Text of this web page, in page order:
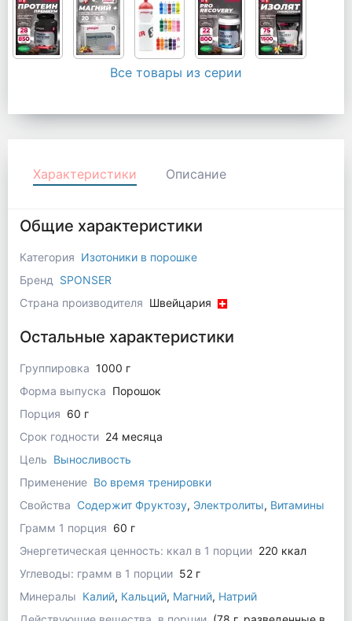
Все товары из серии
Характеристики Описание
Общие характеристики
Категория Изотоники в порошке
Бренд
SPONSER
Страна производителя Швейцария
Остальные характеристики
Группировка 1000 г
Форма выпуска Порошок
Порция 60 г
Срок годности 24 месяца
Цель Выносливость
Применение Во время тренировки
Свойства Содержит Фруктозу, Электролиты, Витамины
Грамм 1 порция 60 г
Энергетическая ценность: ккал в 1 порции 220 ккал
Углеводы: грамм в 1 порции 52 г
Минералы Калий, Кальций, Магний, Натрий